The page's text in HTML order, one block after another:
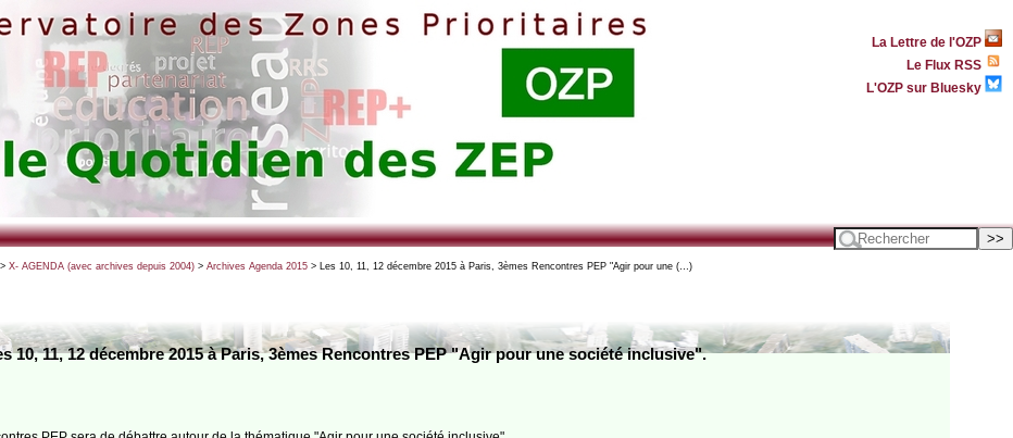
La Lettre de l'OZP
Le Flux RSS
L'OZP sur Bluesky
X- AGENDA (avec archives depuis 2004)> Archives Agenda 2015> Les 10, 11, 12 décembre 2015 à Paris, 3èmes Rencontres PEP "Agir pour une (…)
10, 11, 12 décembre 2015 à Paris, 3èmes Rencontres PEP "Agir pour une société inclusive".